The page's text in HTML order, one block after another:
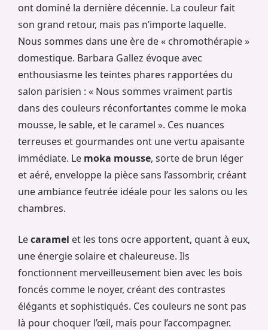
ont dominé la dernière décennie. La couleur fait
son grand retour, mais pas n’importe laquelle.
Nous sommes dans une ère de « chromothérapie »
domestique. Barbara Gallez évoque avec
enthousiasme les teintes phares rapportées du
salon parisien : « Nous sommes vraiment partis
dans des couleurs réconfortantes comme le moka
mousse, le sable, et le caramel ». Ces nuances
terreuses et gourmandes ont une vertu apaisante
immédiate. Le moka mousse, sorte de brun léger
et aéré, enveloppe la pièce sans l’assombrir, créant
une ambiance feutrée idéale pour les salons ou les
chambres.
Lecaramel et les tons ocre apportent, quant à eux,
une énergie solaire et chaleureuse. Ils
fonctionnent merveilleusement bien avec les bois
foncés comme le noyer, créant des contrastes
élégants et sophistiqués. Ces couleurs ne sont pas
là pour choquer l’œil, mais pour l’accompagner.